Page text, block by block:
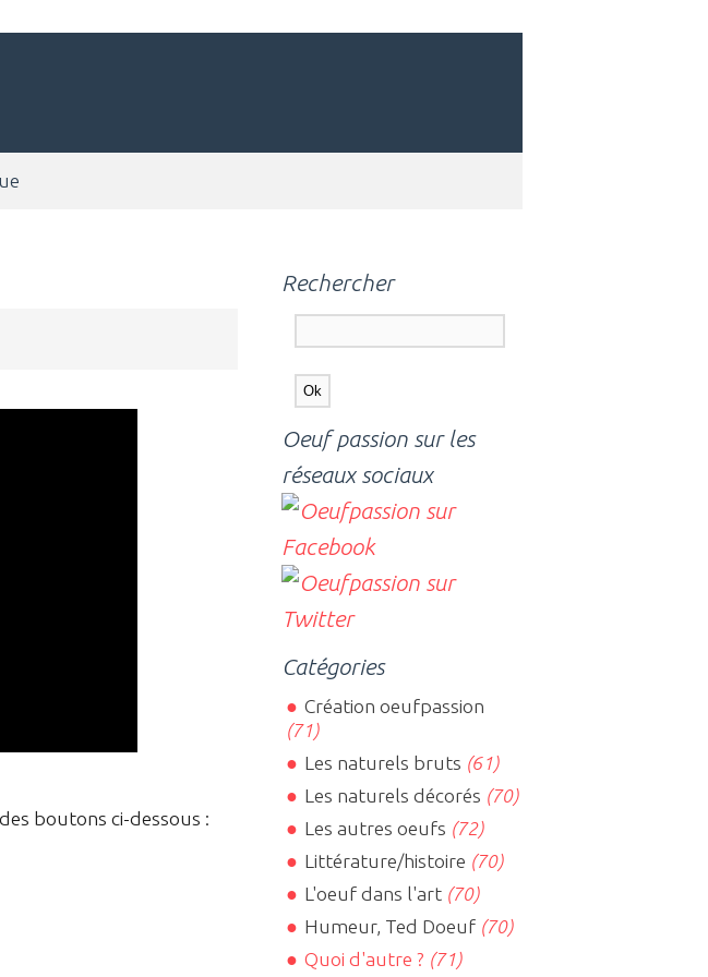
boutons ci-dessous :
Rechercher
Oeuf passion sur les
réseaux sociaux
Catégories
Création oeufpassion
(71)
Les naturels bruts (61)
Les naturels décorés (70)
Les autres oeufs (72)
Littérature/histoire (70)
L'oeuf dans l'art(70)
Humeur, Ted Doeuf(70)
Quoi d'autre ? (71)